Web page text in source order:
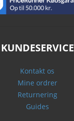
KUNDESERVICE
Kontakt os
Mine ordrer
Returnering
Guides